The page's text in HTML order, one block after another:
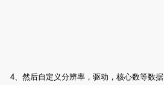
4、然后自定义分辨率，驱动，核心数等数据